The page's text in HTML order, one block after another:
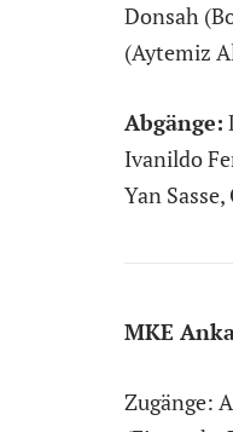
Donsah
(Aytemiz
Abgänge:
Ivanildo
Yan
MKE
Zugänge: